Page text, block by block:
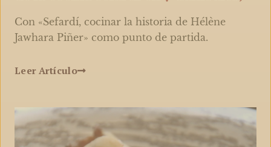
Con «Sefardí, cocinar la historia de Hélène
Jawhara Piñer» como punto de partida.
Leer Artículo